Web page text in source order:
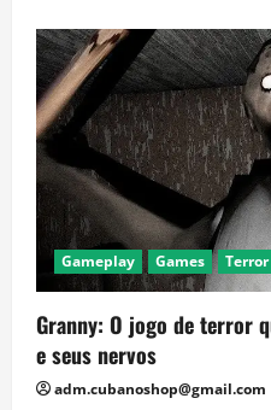
jogos
de
terror
para
quem
gosta
de
Granny
e
quer
ainda
mais
sustos
Gameplay Games Terror
Granny: O jogo de terror
e seus nervos
adm.cubanoshop@gmail.com